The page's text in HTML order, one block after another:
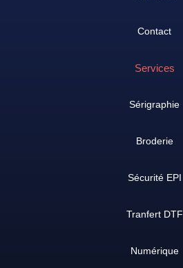
Contact
Services
Sérigraphie
Broderie
Sécurité EPI
Tranfert DTF
Numérique